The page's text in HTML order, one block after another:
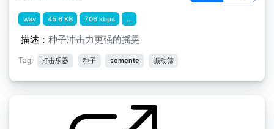
wav 45.6 KB 706 kbps ...
描述： 种子冲击力更强的摇晃
Tag: 打击乐器 种子 semente 振动筛